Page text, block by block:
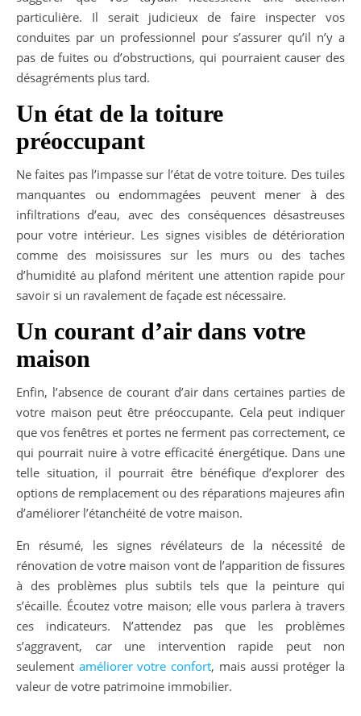
particulière. Il serait judicieux de faire inspecter vos
conduites par un professionnel pour s’assurer qu’il n’y a
pas de fuites ou d’obstructions, qui pourraient causer des
désagréments plus tard.
Un état de la toiture
préoccupant
Ne faites pas l’impasse sur l’état de votre toiture. Des tuiles
manquantes ou endommagées peuvent mener à des
infiltrations d’eau, avec des conséquences désastreuses
pour votre intérieur. Les signes visibles de détérioration
comme des moisissures sur les murs ou des taches
d’humidité au plafond méritent une attention rapide pour
savoir si un ravalement de façade est nécessaire.
Un courant d’air dans votre
maison
Enfin, l’absence de courant d’air dans certaines parties de
votre maison peut être préoccupante. Cela peut indiquer
que vos fenêtres et portes ne ferment pas correctement, ce
qui pourrait nuire à votre efficacité énergétique. Dans une
telle situation, il pourrait être bénéfique d’explorer des
options de remplacement ou des réparations majeures afin
d’améliorer l’étanchéité de votre maison.
En résumé, les signes révélateurs de la nécessité de
rénovation de votre maison vont de l’apparition de fissures
à des problèmes plus subtils tels que la peinture qui
s’écaille. Écoutez votre maison; elle vous parlera à travers
ces indicateurs. N’attendez pas que les problèmes
s’aggravent, car une intervention rapide peut non
seulement améliorer votre confort, mais aussi protéger la
valeur de votre patrimoine immobilier.